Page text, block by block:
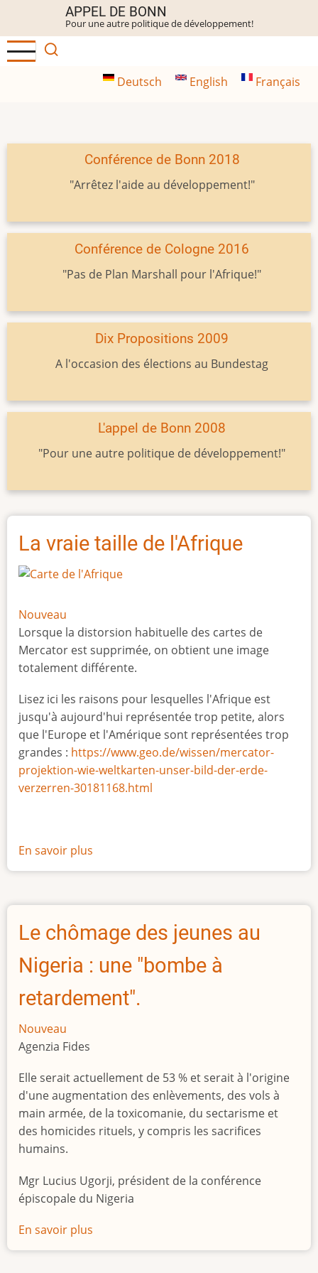
contenu
principal
APPEL DE BONN
Pour une autre politique de développement!
Deutsch English Français
Conférence de Bonn 2018
"Arrêtez l'aide au développement!"
Conférence de Cologne 2016
"Pas de Plan Marshall pour l'Afrique!"
Dix Propositions 2009
A l'occasion des élections au Bundestag
L'appel de Bonn 2008
"Pour une autre politique de développement!"
La vraie taille de l'Afrique
Nouveau
Lorsque la distorsion habituelle des cartes de
Mercator est supprimée, on obtient une image
totalement différente.
Lisez ici les raisons pour lesquelles l'Afrique est
jusqu'à aujourd'hui représentée trop petite, alors
que l'Europe et l'Amérique sont représentées trop
grandes : https://www.geo.de/wissen/mercator-
projektion-wie-weltkarten-unser-bild-der-erde-
verzerren-30181168.html
En savoir plus
La
taille
l'Afrique
Le chômage des jeunes au
Nigeria : une "bombe à
retardement".
Nouveau
Agenzia Fides
Elle serait actuellement de 53 % et serait à l'origine
d'une augmentation des enlèvements, des vols à
main armée, de la toxicomanie, du sectarisme et
des homicides rituels, y compris les sacrifices
humains.
Mgr Lucius Ugorji, président de la conférence
épiscopale du Nigeria
En savoir plus
Le